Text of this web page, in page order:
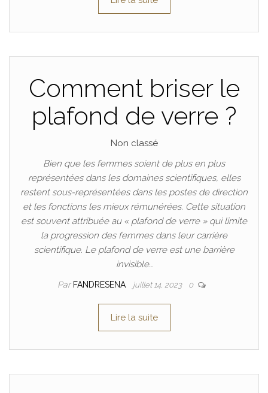
Comment briser le
plafond de verre ?
Non classé
Bien que les femmes soient de plus en plus
représentées dans les domaines scientifiques, elles
restent sous-représentées dans les postes de direction
et les fonctions les mieux rémunérées. Cette situation
est souvent attribuée au « plafond de verre » qui limite
la progression des femmes dans leur carrière
scientifique. Le plafond de verre est une barrière
invisible…
Par FANDRESENA juillet 14, 2023 0
Lire la suite